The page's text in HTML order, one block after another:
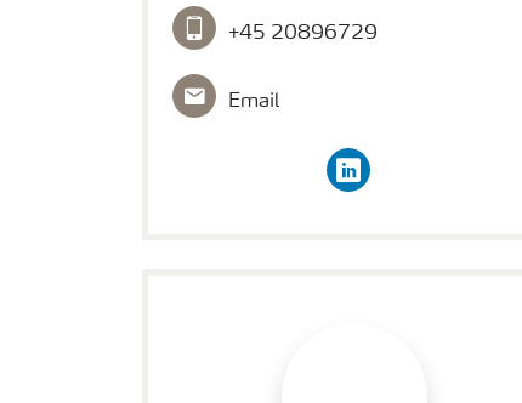
+45 20896729
Email
linkedin